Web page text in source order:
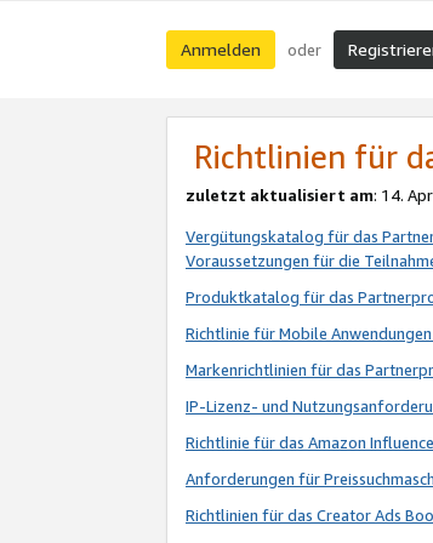
Anmelden oder
Richtlinien für
zuletzt aktualisiert am: 14.
Vergütungskatalog für das
Voraussetzungen für die
Produktkatalog für das
Richtlinie für Mobile
Markenrichtlinien für das
IP-Lizenz- und
Richtlinie für das Amazon
Anforderungen für
Richtlinien für das Creator Ads